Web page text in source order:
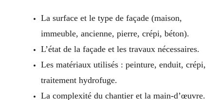
La surface et le type de façade (maison,
immeuble, ancienne, pierre, crépi, béton).
L’état de la façade et les travaux nécessaires.
Les matériaux utilisés : peinture, enduit, crépi,
traitement hydrofuge.
La complexité du chantier et la main-d’œuvre.